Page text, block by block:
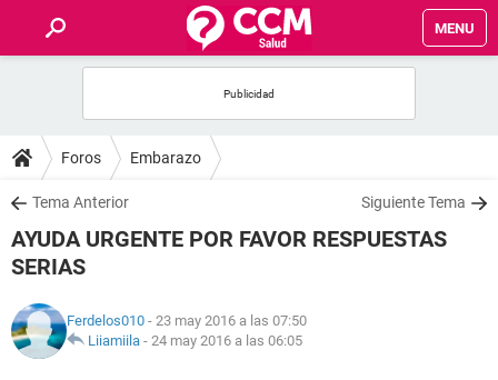
MENU
FOROS
SALUD
FAMILIA
NUTRICIÓN
Foros Embarazo
Tema Anterior Siguiente Tema
AYUDA URGENTE POR FAVOR RESPUESTAS
SERIAS
Ferdelos010 - 23 may 2016 a las 07:50
Liiamiila - 24 may 2016 a las 06:05